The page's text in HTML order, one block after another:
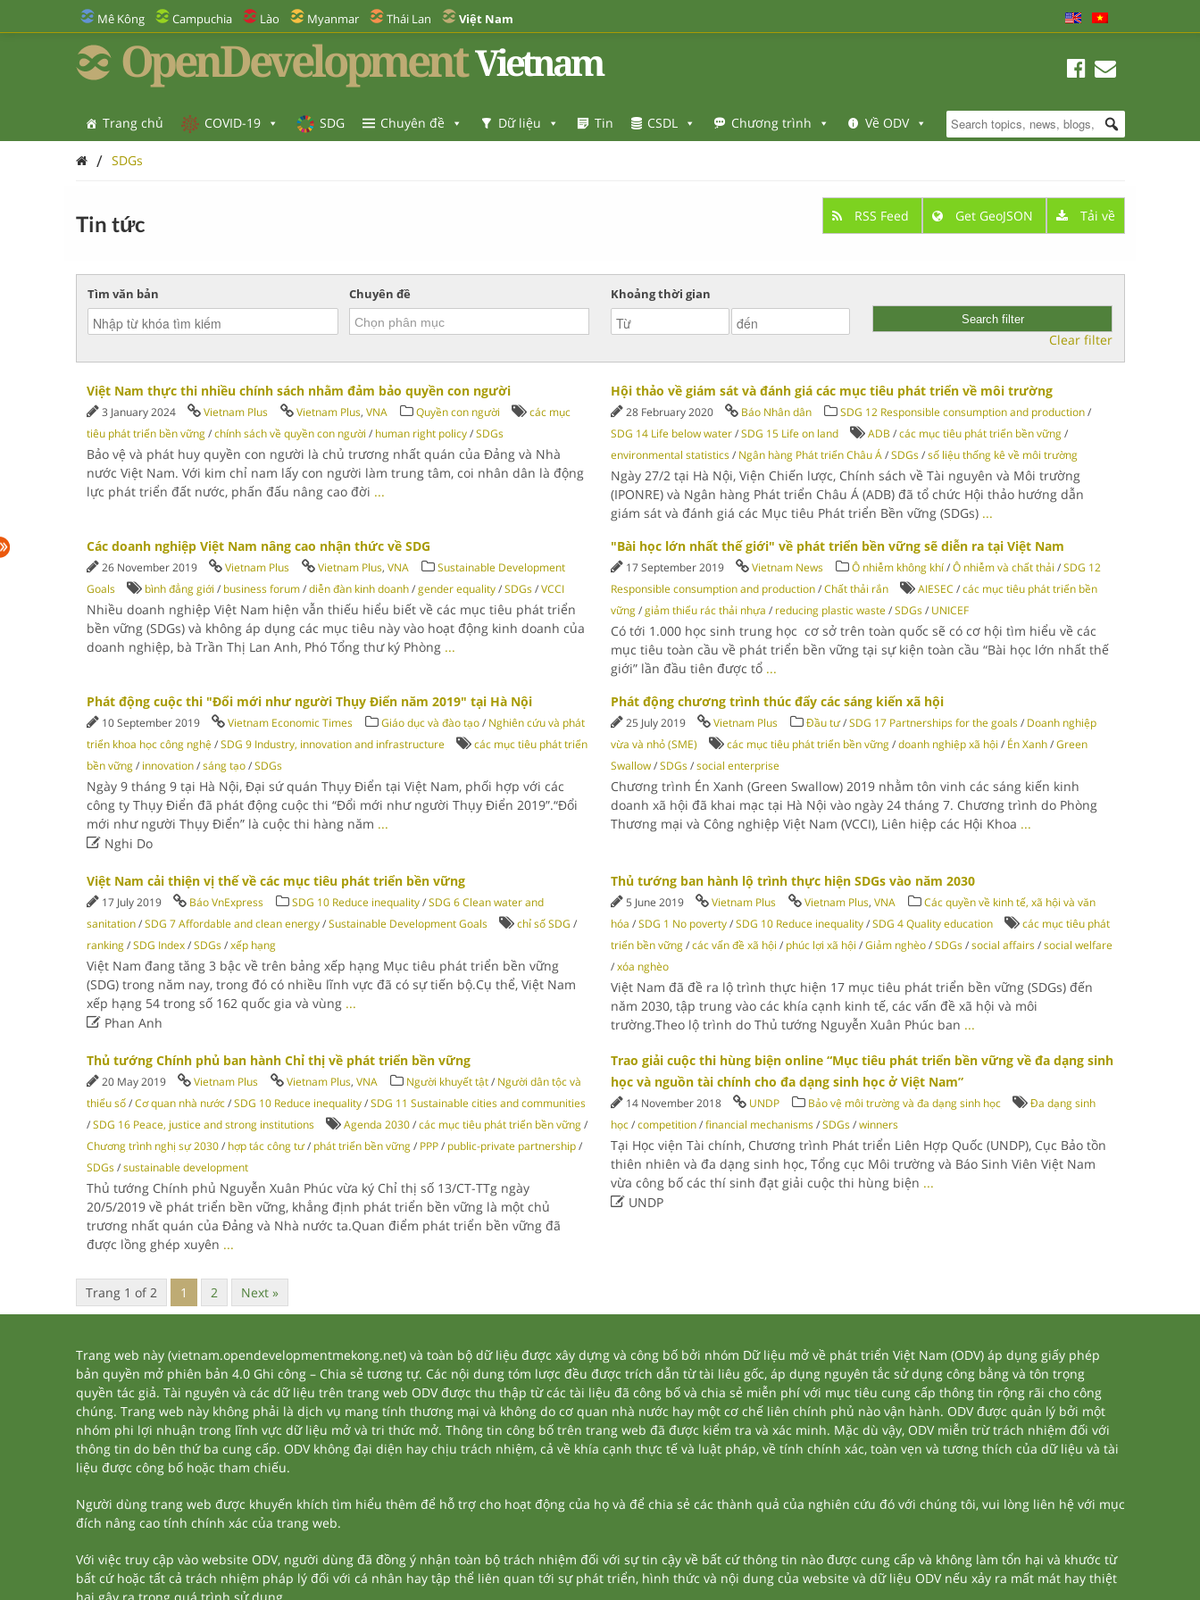
Mê Kông Campuchia Lào Myanmar Thái Lan Việt Nam
OpenDevelopment Vietnam
Trang chủ COVID-19 SDG Chuyên đề Dữ liệu Tin CSDL Chương trình Về ODV
/ SDGs
Tin tức RSS Feed Get GeoJSON Tải về
Tìm văn bản Chuyên đề Khoảng thời gian
Clear filter
Việt Nam thực thi nhiều chính sách nhằm đảm bảo quyền con người
3 January 2024 Vietnam Plus Vietnam Plus, VNA Quyền con người
các mục
tiêu phát triển bền vững/chính sách về quyền con người / human right policy/SDGs
Bảo vệ và phát huy quyền con người là chủ trương nhất quán của Đảng và Nhà
nước Việt Nam. Với kim chỉ nam lấy con người làm trung tâm, coi nhân dân là động
lực phát triển đất nước, phấn đấu nâng cao đời ...
Hội thảo về giám sát và đánh giá các mục tiêu phát triển về môi trường
28 February 2020 Báo Nhân dân SDG 12 Responsible consumption and production/
SDG 14 Life below water/SDG 15 Life on land ADB /các mục tiêu phát triển bền vững/
environmental statistics/ Ngân hàng Phát triển Châu Á/SDGs/số liệu thống kê về môi trường
Ngày 27/2 tại Hà Nội, Viện Chiến lược, Chính sách về Tài nguyên và Môi trường
(IPONRE) và Ngân hàng Phát triển Châu Á (ADB) đã tổ chức Hội thảo hướng dẫn
giám sát và đánh giá các Mục tiêu Phát triển Bền vững (SDGs) ...
Các doanh nghiệp Việt Nam nâng cao nhận thức về SDG
26 November 2019 Vietnam Plus Vietnam Plus, VNA
Sustainable Development
Goals
bình đẳng giới / business forum/diễn đàn kinh doanh/gender equality/SDGs/VCCI
Nhiều doanh nghiệp Việt Nam hiện vẫn thiếu hiểu biết về các mục tiêu phát triển
bền vững (SDGs) và không áp dụng các mục tiêu này vào hoạt động kinh doanh của
doanh nghiệp, bà Trần Thị Lan Anh, Phó Tổng thư ký Phòng ...
"Bài học lớn nhất thế giới" về phát triển bền vững sẽ diễn ra tại Việt Nam
17 September 2019 Vietnam News Ô nhiễm không khí/Ô nhiễm và chất thải /SDG 12
Responsible consumption and production/Chất thải rắn AIESEC /các mục tiêu phát triển bền
vững/giảm thiểu rác thải nhựa / reducing plastic waste/SDGs/ UNICEF
Có tới 1.000 học sinh trung học cơ sở trên toàn quốc sẽ có cơ hội tìm hiểu về các
mục tiêu toàn cầu về phát triển bền vững tại sự kiện toàn cầu “Bài học lớn nhất thế
giới” lần đầu tiên được tổ ...
Phát động cuộc thi "Đổi mới như người Thụy Điển năm 2019" tại Hà Nội
10 September 2019 Vietnam Economic Times Giáo dục và đào tạo/ Nghiên cứu và phát
triển khoa học công nghệ /SDG 9 Industry, innovation and infrastructure
các mục tiêu phát triển
bền vững/ innovation/sáng tạo/SDGs
Ngày 9 tháng 9 tại Hà Nội, Đại sứ quán Thụy Điển tại Việt Nam, phối hợp với các
công ty Thụy Điển đã phát động cuộc thi “Đổi mới như người Thụy Điển 2019”.“Đổi
mới như người Thụy Điển” là cuộc thi hàng năm ...
Nghi Do
Phát động chương trình thúc đẩy các sáng kiến xã hội
25 July 2019 Vietnam Plus Đầu tư/SDG 17 Partnerships for the goals/ Doanh nghiệp
vừa và nhỏ (SME)
các mục tiêu phát triển bền vững/doanh nghiệp xã hội / Én Xanh/Green
Swallow/SDGs/social enterprise
Chương trình Én Xanh (Green Swallow) 2019 nhằm tôn vinh các sáng kiến kinh
doanh xã hội đã khai mạc tại Hà Nội vào ngày 24 tháng 7. Chương trình do Phòng
Thương mại và Công nghiệp Việt Nam (VCCI), Liên hiệp các Hội Khoa ...
Việt Nam cải thiện vị thế về các mục tiêu phát triển bền vững
17 July 2019 Báo VnExpress SDG 10 Reduce inequality/SDG 6 Clean water and
sanitation/SDG 7 Affordable and clean energy/Sustainable Development Goals chỉ số SDG /
ranking/SDG Index/SDGs/xếp hạng
Việt Nam đang tăng 3 bậc về trên bảng xếp hạng Mục tiêu phát triển bền vững
(SDG) trong năm nay, trong đó có nhiều lĩnh vực đã có sự tiến bộ.Cụ thể, Việt Nam
xếp hạng 54 trong số 162 quốc gia và vùng ...
Phan Anh
Thủ tướng ban hành lộ trình thực hiện SDGs vào năm 2030
5 June 2019 Vietnam Plus Vietnam Plus,VNA
Các quyền về kinh tế, xã hội và văn
hóa /SDG 1 No poverty/SDG 10 Reduce inequality/SDG 4 Quality education
các mục tiêu phát
triển bền vững/các vấn đề xã hội / phúc lợi xã hội /Giảm nghèo/SDGs/social affairs/social welfare
/xóa nghèo
Việt Nam đã đề ra lộ trình thực hiện 17 mục tiêu phát triển bền vững (SDGs) đến
năm 2030, tập trung vào các khía cạnh kinh tế, các vấn đề xã hội và môi
trường.Theo lộ trình do Thủ tướng Nguyễn Xuân Phúc ban ...
Thủ tướng Chính phủ ban hành Chỉ thị về phát triển bền vững
20 May 2019 Vietnam Plus Vietnam Plus, VNA Người khuyết tật/ Người dân tộc và
thiểu số/Cơ quan nhà nước/SDG 10 Reduce inequality/SDG 11 Sustainable cities and communities
/SDG 16 Peace, justice and strong institutions Agenda 2030/các mục tiêu phát triển bền vững/
Chương trình nghị sự 2030/ hợp tác công tư/ phát triển bền vững/ PPP/ public-private partnership/
SDGs/sustainable development
Thủ tướng Chính phủ Nguyễn Xuân Phúc vừa ký Chỉ thị số 13/CT-TTg ngày
20/5/2019 về phát triển bền vững, khẳng định phát triển bền vững là một chủ
trương nhất quán của Đảng và Nhà nước ta.Quan điểm phát triển bền vững đã
được lồng ghép xuyên ...
Trao giải cuộc thi hùng biện online “Mục tiêu phát triển bền vững về đa dạng sinh
học và nguồn tài chính cho đa dạng sinh học ở Việt Nam”
14 November 2018 UNDP Bảo vệ môi trường và đa dạng sinh học
Đa dạng sinh
học/competition/financial mechanisms/SDGs/winners
Tại Học viện Tài chính, Chương trình Phát triển Liên Hợp Quốc (UNDP), Cục Bảo tồn
thiên nhiên và đa dạng sinh học, Tổng cục Môi trường và Báo Sinh Viên Việt Nam
vừa công bố các thí sinh đạt giải cuộc thi hùng biện ...
 UNDP
Trang 1 of 2 1 2 Next »
Trang web này (vietnam.opendevelopmentmekong.net) và toàn bộ dữ liệu được xây dựng và công bố bởi nhóm Dữ liệu mở về phát triển Việt Nam (ODV) áp dụng giấy phép
bản quyền mở phiên bản 4.0 Ghi công – Chia sẻ tương tự. Các nội dung tóm lược đều được trích dẫn từ tài liêu gốc, áp dụng nguyên tắc sử dụng công bằng và tôn trọng
quyền tác giả. Tài nguyên và các dữ liệu trên trang web ODV được thu thập từ các tài liệu đã công bố và chia sẻ miễn phí với mục tiêu cung cấp thông tin rộng rãi cho công
chúng. Trang web này không phải là dịch vụ mang tính thương mại và không do cơ quan nhà nước hay một cơ chế liên chính phủ nào vận hành. ODV được quản lý bởi một
nhóm phi lợi nhuận trong lĩnh vực dữ liệu mở và tri thức mở. Thông tin công bố trên trang web đã được kiểm tra và xác minh. Mặc dù vậy, ODV miễn trừ trách nhiệm đối với
thông tin do bên thứ ba cung cấp. ODV không đại diện hay chịu trách nhiệm, cả về khía cạnh thực tế và luật pháp, về tính chính xác, toàn vẹn và tương thích của dữ liệu và tài
liệu được công bố hoặc tham chiếu.
Người dùng trang web được khuyến khích tìm hiểu thêm để hỗ trợ cho hoạt động của họ và để chia sẻ các thành quả của nghiên cứu đó với chúng tôi, vui lòng liên hệ với mục
đích nâng cao tính chính xác của trang web.
Với việc truy cập vào website ODV, người dùng đã đồng ý nhận toàn bộ trách nhiệm đối với sự tin cậy về bất cứ thông tin nào được cung cấp và không làm tổn hại và khước từ
bất cứ hoặc tất cả trách nhiệm pháp lý đối với cá nhân hay tập thể liên quan tới sự phát triển, hình thức và nội dung của website và dữ liệu ODV nếu xảy ra mất mát hay thiệt